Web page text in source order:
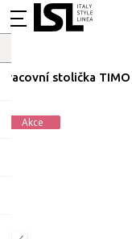
Pracovní stolička TIMO
Akce